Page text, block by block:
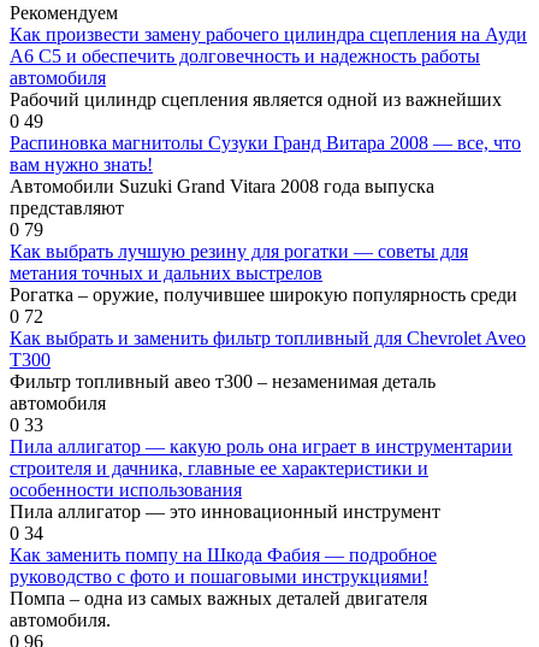
Рекомендуем
Как произвести замену рабочего цилиндра сцепления на Ауди
А6 С5 и обеспечить долговечность и надежность работы
автомобиля
Рабочий цилиндр сцепления является одной из важнейших
0 49
Распиновка магнитолы Сузуки Гранд Витара 2008 — все, что
вам нужно знать!
Автомобили Suzuki Grand Vitara 2008 года выпуска
представляют
0 79
Как выбрать лучшую резину для рогатки — советы для
метания точных и дальних выстрелов
Рогатка – оружие, получившее широкую популярность среди
0 72
Как выбрать и заменить фильтр топливный для Chevrolet Aveo
T300
Фильтр топливный авео т300 – незаменимая деталь
автомобиля
0 33
Пила аллигатор — какую роль она играет в инструментарии
строителя и дачника, главные ее характеристики и
особенности использования
Пила аллигатор — это инновационный инструмент
0 34
Как заменить помпу на Шкода Фабия — подробное
руководство с фото и пошаговыми инструкциями!
Помпа – одна из самых важных деталей двигателя
автомобиля.
0 96